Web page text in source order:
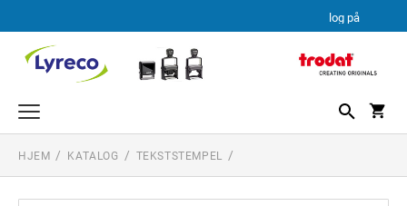
log på
TEKSTSTEMPEL
DATO STEMPLER
HJEM KATALOG TEKSTSTEMPEL